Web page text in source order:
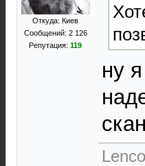
Откуда: Киев
Сообщений: 2 126
Репутация: 119
ну